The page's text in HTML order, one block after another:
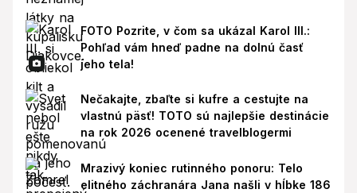
FOTO Pozrite, v čom sa ukázal Karol III.:
Pohľad vám hneď padne na dolnú časť
jeho tela!
Nečakajte, zbaľte si kufre a cestujte na
vlastnú päsť! TOTO sú najlepšie destinácie
na rok 2026 ocenené travelblogermi
Mrazivý koniec rutinného ponoru: Telo
elitného záchranára Jana našli v hĺbke 186